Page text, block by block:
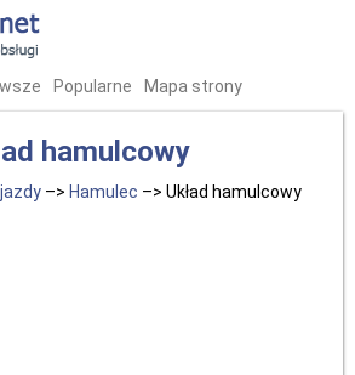
Popularne Mapa strony
hamulcowy
–> Hamulec –> Układ hamulcowy